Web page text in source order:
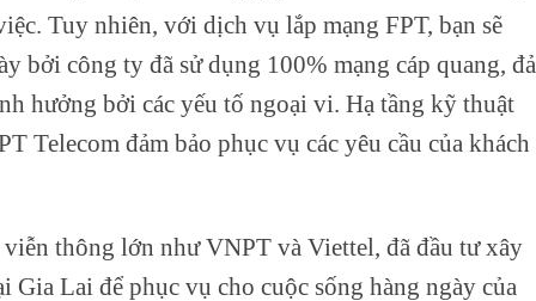
Tuy nhiên, với dịch vụ lắp mạng FPT, bạn sẽ
bởi công ty đã sử dụng 100% mạng cáp quang,
hưởng bởi các yếu tố ngoại vi. Hạ tầng kỹ thuật
Telecom đảm bảo phục vụ các yêu cầu của khách
thông lớn như VNPT và Viettel, đã đầu tư xây
Lai để phục vụ cho cuộc sống hàng ngày của